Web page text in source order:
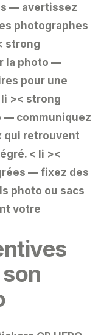
— avertissez
photographes
strong
la photo —
pour une
li >< strong
— communiquez
qui retrouvent
< li ><
— fixez des
photo ou sacs
votre